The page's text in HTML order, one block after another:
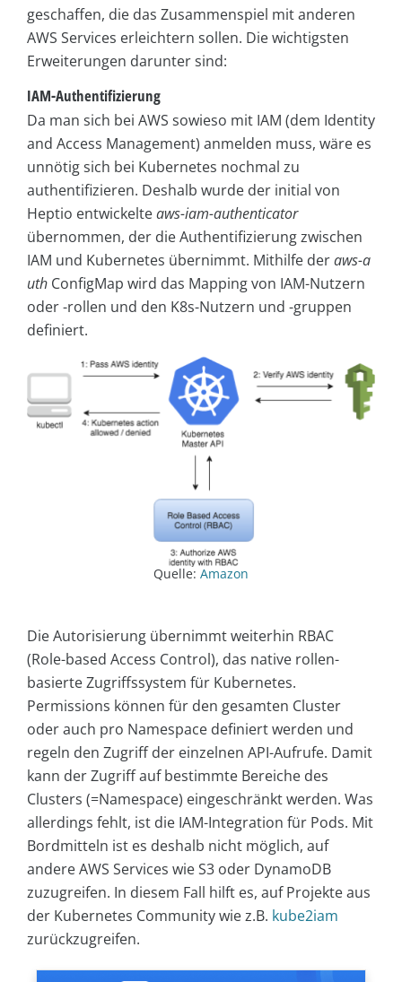
geschaffen, die das Zusammenspiel mit anderen
AWS Services erleichtern sollen. Die wichtigsten
Erweiterungen darunter sind:
IAM-Authentifizierung
Da man sich bei AWS sowieso mit IAM (dem Identity
and Access Management) anmelden muss, wäre es
unnötig sich bei Kubernetes nochmal zu
authentifizieren. Deshalb wurde der initial von
Heptio entwickelteaws-iam-authenticator
übernommen, der die Authentifizierung zwischen
IAM und Kubernetes übernimmt. Mithilfe deraws-a
uth ConfigMap wird das Mapping von IAM-Nutzern
oder -rollen und den K8s-Nutzern und -gruppen
definiert.
Quelle: Amazon
Die Autorisierung übernimmt weiterhin RBAC
(Role-based Access Control), das native rollen-
basierte Zugriffssystem für Kubernetes.
Permissions können für den gesamten Cluster
oder auch pro Namespace definiert werden und
regeln den Zugriff der einzelnen API-Aufrufe. Damit
kann der Zugriff auf bestimmte Bereiche des
Clusters (=Namespace) eingeschränkt werden. Was
allerdings fehlt, ist die IAM-Integration für Pods. Mit
Bordmitteln ist es deshalb nicht möglich, auf
andere AWS Services wie S3 oder DynamoDB
zuzugreifen. In diesem Fall hilft es, auf Projekte aus
der Kubernetes Community wie z.B. kube2iam
zurückzugreifen.